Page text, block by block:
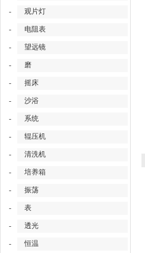
- 观片灯
- 电阻表
- 望远镜
- 磨
- 摇床
- 沙浴
- 系统
- 辊压机
- 清洗机
- 培养箱
- 振荡
- 表
- 透光
- 恒温